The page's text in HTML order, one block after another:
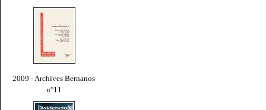
2009 - Archives Bernanos
n°11